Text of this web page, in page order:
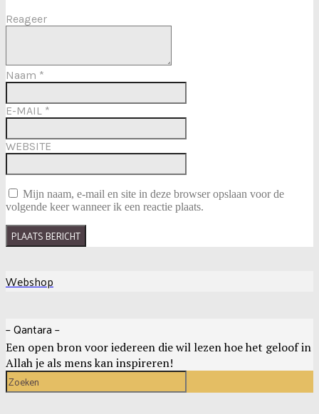
Reageer
Naam *
E-MAIL *
WEBSITE
Mijn naam, e-mail en site in deze browser opslaan voor de
volgende keer wanneer ik een reactie plaats.
Webshop
– Qantara –
Een open bron voor iedereen die wil lezen hoe het geloof in
Allah je als mens kan inspireren!